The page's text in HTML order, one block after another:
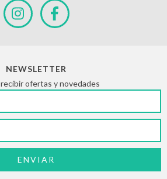
NEWSLETTER
ofertas y novedades